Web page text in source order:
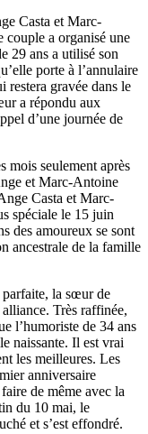
Casta et Marc-
a organisé une
29 ans a utilisé son
porte à l’annulaire
restera gravée dans le
a répondu aux
d’une journée de
mois seulement après
et Marc-Antoine
Casta et Marc-
spéciale le 15 juin
des amoureux se sont
ancestrale de la famille
parfaite, la sœur de
Très raffinée,
l’humoriste de 34 ans
naissante. Il est vrai
les meilleures. Les
anniversaire
de même avec la
du 10 mai, le
et s’est effondré.